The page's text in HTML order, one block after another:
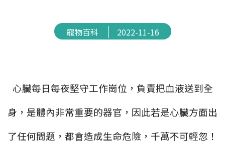
寵物百科 2022-11-16
心臟每日每夜堅守工作崗位，負責把血液送到全
身， 是體內非常重要的器官，因此若是心臟方面出
了任何問題， 都會造成生命危險，千萬不可輕忽！